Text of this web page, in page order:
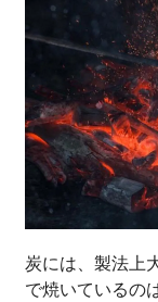
炭には、製法上
で焼いているの